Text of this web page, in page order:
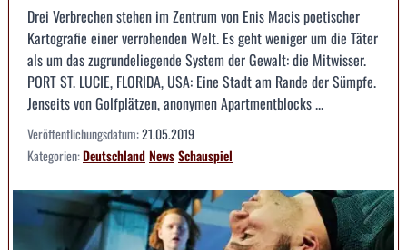
Drei Verbrechen stehen im Zentrum von Enis Macis poetischer
Kartografie einer verrohenden Welt. Es geht weniger um die Täter
als um das zugrundeliegende System der Gewalt: die Mitwisser.
PORT ST. LUCIE, FLORIDA, USA: Eine Stadt am Rande der Sümpfe.
Jenseits von Golfplätzen, anonymen Apartmentblocks ...
Veröffentlichungsdatum:21.05.2019
Kategorien:DeutschlandNewsSchauspiel